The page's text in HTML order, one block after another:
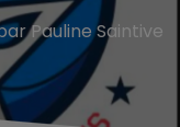
Pauline Saintive